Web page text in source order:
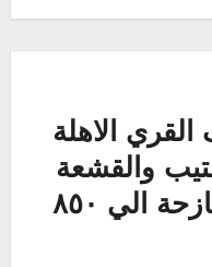
الاهلة
والقشعة
وارتفاع عدد الاسر النازحة الي ٨٥٠